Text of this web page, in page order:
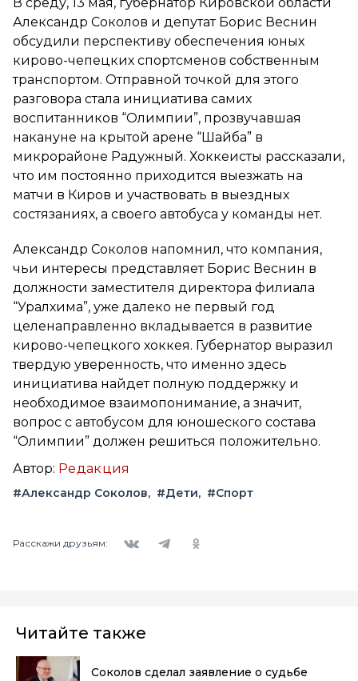
Александр Соколов и депутат Борис Веснин
обсудили перспективу обеспечения юных
кирово-чепецких спортсменов собственным
транспортом. Отправной точкой для этого
разговора стала инициатива самих
воспитанников “Олимпии”, прозвучавшая
накануне на крытой арене “Шайба” в
микрорайоне Радужный. Хоккеисты рассказали,
что им постоянно приходится выезжать на
матчи в Киров и участвовать в выездных
состязаниях, а своего автобуса у команды нет.
Александр Соколов напомнил, что компания,
чьи интересы представляет Борис Веснин в
должности заместителя директора филиала
“Уралхима”, уже далеко не первый год
целенаправленно вкладывается в развитие
кирово-чепецкого хоккея. Губернатор выразил
твердую уверенность, что именно здесь
инициатива найдет полную поддержку и
необходимое взаимопонимание, а значит,
вопрос с автобусом для юношеского состава
“Олимпии” должен решиться положительно.
Автор: Редакция
#Александр Соколов #Дети #Спорт
Расскажи друзьям:
Читайте также
Соколов сделал заявление о судьбе